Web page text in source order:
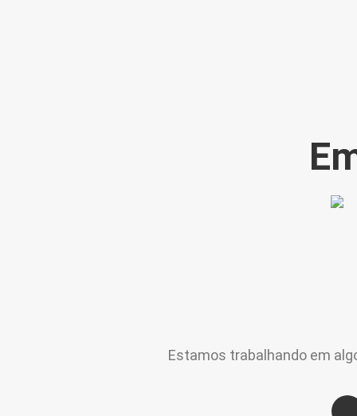
Estamos trabalhando em